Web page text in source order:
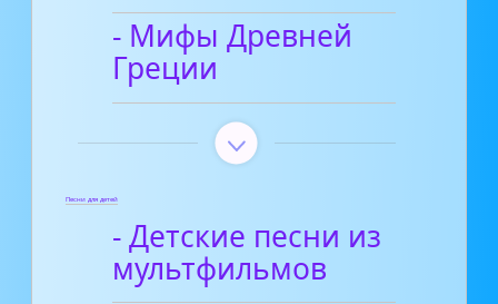
- Мифы Древней
Греции
Песни для детей
- Детские песни из
мультфильмов